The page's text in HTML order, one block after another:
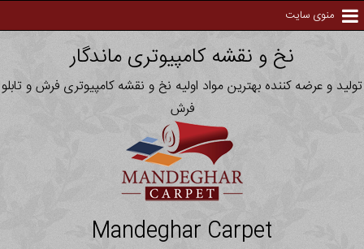
منوی سایت
نخ و نقشه کامپیوتری ماندگار
تولید و عرضه کننده بهترین مواد اولیه نخ و نقشه کامپیوتری فرش و تابلو
فرش
Mandeghar Carpet